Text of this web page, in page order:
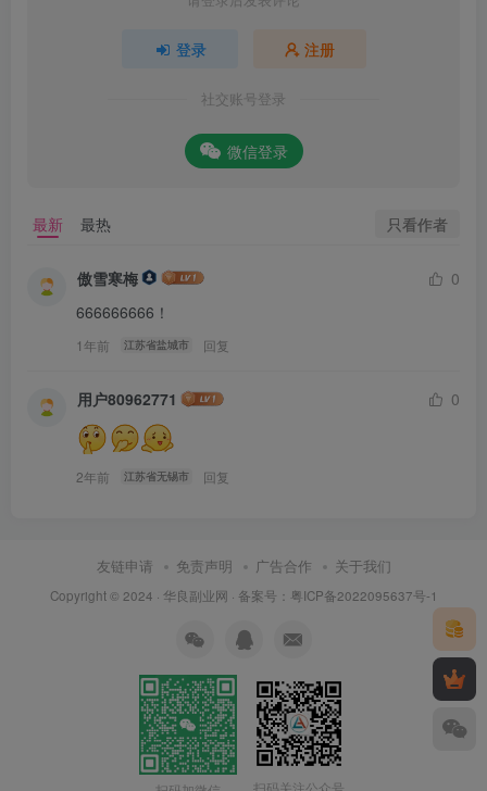
登录 注册
社交账号登录
微信登录
最新 最热 只看作者
傲雪寒梅
0
666666666！
1年前 江苏省盐城市 回复
用户80962771 0
2年前 江苏省无锡市 回复
友链申请 免责声明 广告合作 关于我们
Copyright © 2024 · 华良副业网 · 备案号： 粤ICP备2022095637号-1